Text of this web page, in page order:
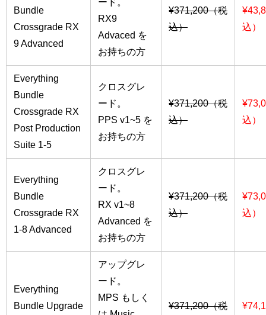
Bundle
Crossgrade RX
9 Advanced
ード。
RX9
Advaced を
お持ちの方
¥371,200（税
込）
込）
Everything
Bundle
Crossgrade RX
Post Production
Suite 1-5
クロスグレ
ード。
PPS v1~5 を
お持ちの方
¥371,200（税
込）
込）
Everything
Bundle
Crossgrade RX
1-8 Advanced
クロスグレ
ード。
RX v1~8
Advanced を
お持ちの方
¥371,200（税
込）
込）
Everything
Bundle Upgrade
アップグレ
ード。
MPS もしく
¥371,200（税